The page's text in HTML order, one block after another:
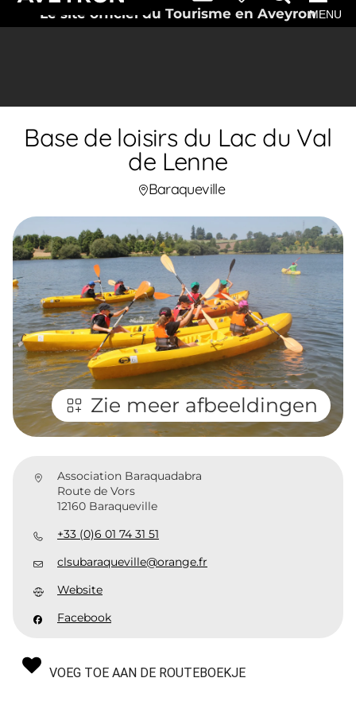
Le site officiel du Tourisme en AveyronMENU
Base de loisirs du Lac du Val
de Lenne
Baraqueville
Zie meer afbeeldingen
Association Baraquadabra
Route de Vors
12160 Baraqueville
+33 (0)6 01 74 31 51
clsubaraqueville@orange.fr
Website
Facebook
VOEG TOE AAN DE ROUTEBOEKJE